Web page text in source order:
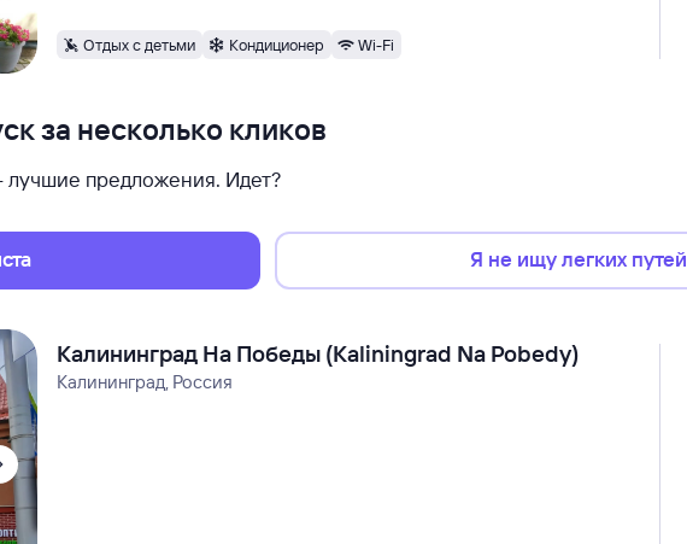
Отдых с детьми Кондиционер Wi-Fi
за несколько кликов
предложения. Идет?
Я не ищу легких путей
Калининград На Победы (Kaliningrad Na Pobedy)
Калининград, Россия